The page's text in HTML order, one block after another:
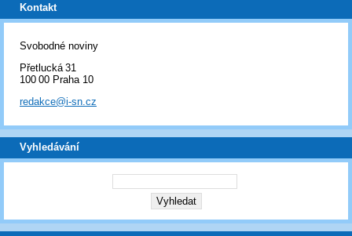
Kontakt
Svobodné noviny
Přetlucká 31
100 00 Praha 10
redakce@i-sn.cz
Vyhledávání